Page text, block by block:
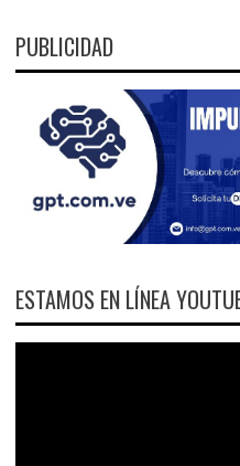
PUBLICIDAD
ESTAMOS EN LÍNEA